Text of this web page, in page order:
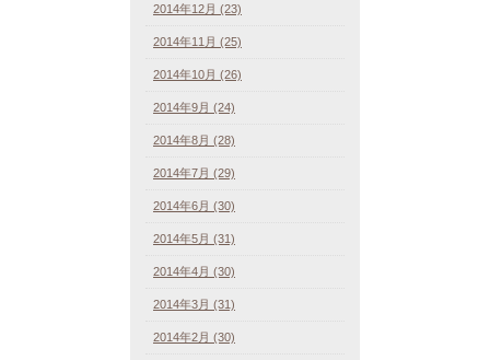
2014年12月 (23)
2014年11月 (25)
2014年10月 (26)
2014年9月 (24)
2014年8月 (28)
2014年7月 (29)
2014年6月 (30)
2014年5月 (31)
2014年4月 (30)
2014年3月 (31)
2014年2月 (30)